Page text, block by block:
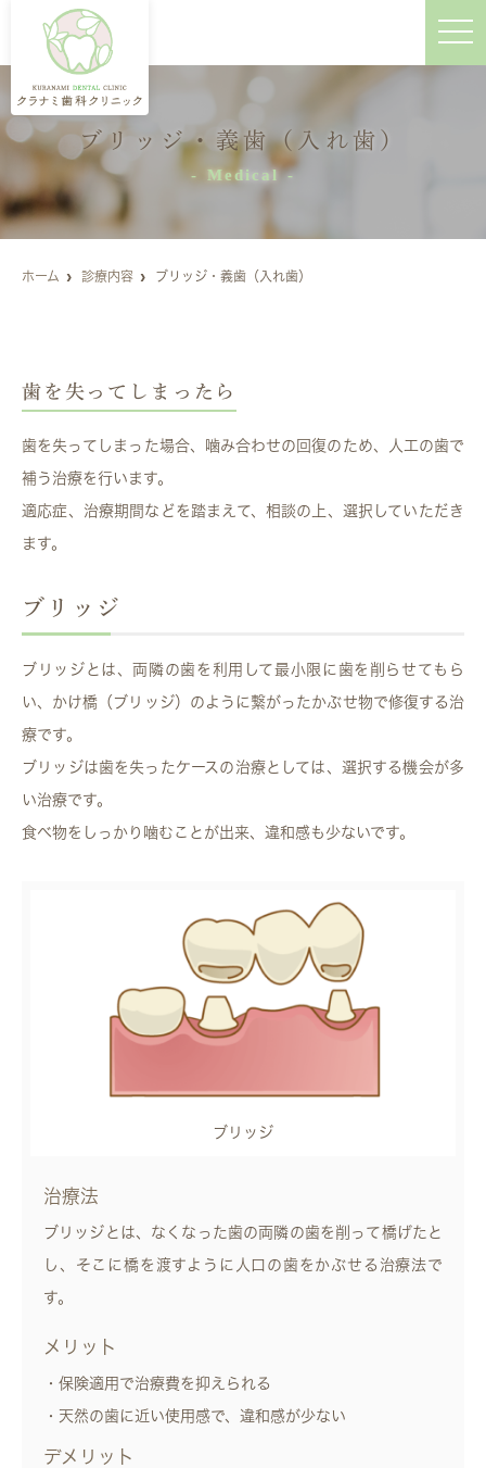
t
o
i
ブリッジ・義歯（入れ歯）
Medical
ホーム 診療内容 ブリッジ・義歯（入れ歯）
歯を失ってしまったら
歯を失ってしまった場合、噛み合わせの回復のため、人工の歯で
補う治療を行います。
適応症、治療期間などを踏まえて、相談の上、選択していただき
ます。
ブリッジ
ブリッジとは、両隣の歯を利用して最小限に歯を削らせてもら
い、かけ橋（ブリッジ）のように繋がったかぶせ物で修復する治
療です。
ブリッジは歯を失ったケースの治療としては、選択する機会が多
い治療です。
食べ物をしっかり噛むことが出来、違和感も少ないです。
ブリッジ
治療法
ブリッジとは、なくなった歯の両隣の歯を削って橋げたと
し、そこに橋を渡すように人口の歯をかぶせる治療法で
す。
メリット
・保険適用で治療費を抑えられる
・天然の歯に近い使用感で、違和感が少ない
デメリット